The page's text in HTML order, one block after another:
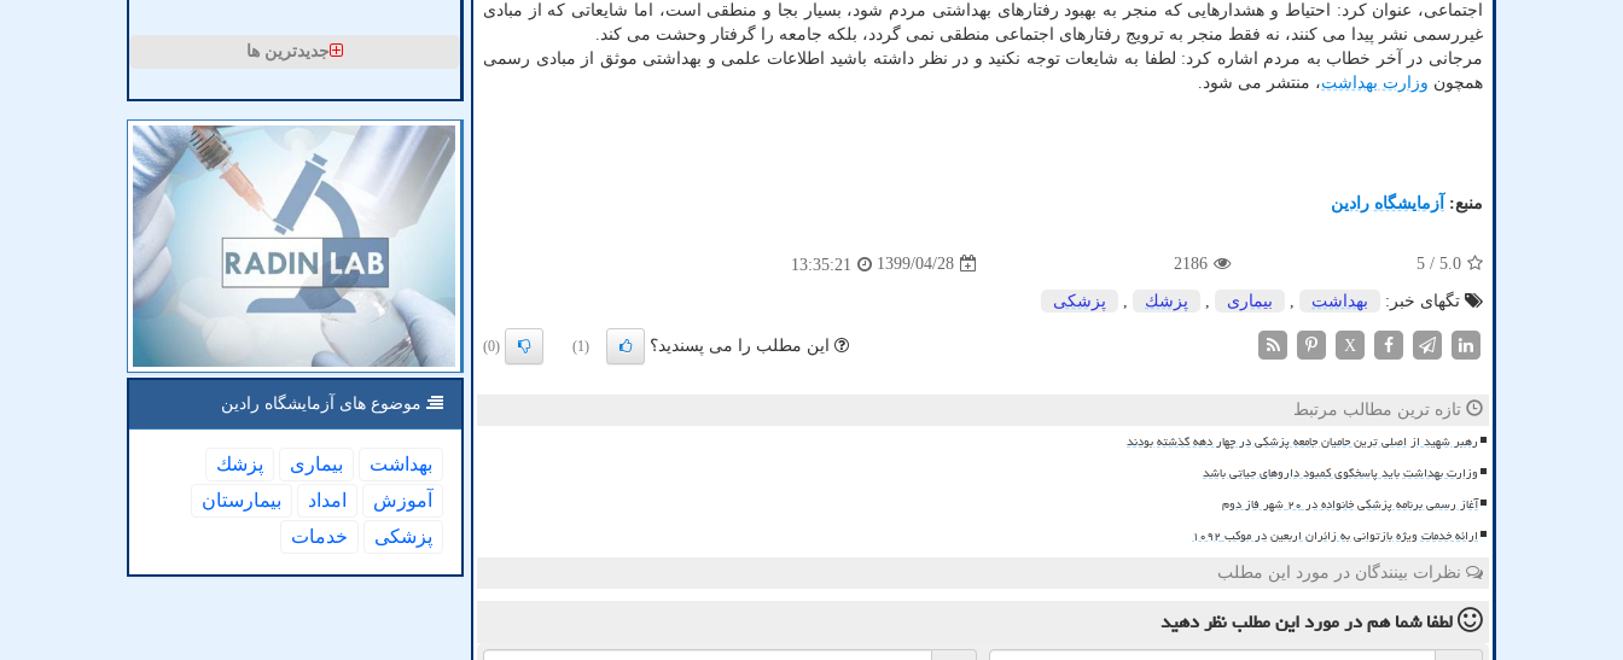
اجتماعی، عنوان کرد: احتیاط و هشدارهایی که منجر به بهبود رفتارهای بهداشتی مردم شود، بسیار بجا و منطقی است، اما شایعاتی که از مبادی
غیررسمی نشر پیدا می کنند، نه فقط منجر به ترویج رفتارهای اجتماعی منطقی نمی گردد، بلکه جامعه را گرفتار وحشت می کند.
مرجانی در آخر خطاب به مردم اشاره کرد: لطفا به شایعات توجه نکنید و در نظر داشته باشید اطلاعات علمی و بهداشتی موثق از مبادی رسمی
همچون وزارت بهداشت، منتشر می شود.
منبع: آزمایشگاه رادین
5.0
/ 5
2186
1399/04/28
13:35:21
تگهای خبر:
بهداشت بیماری پزشك پزشكی
X این مطلب را می پسندید؟ (1)
(0)
تازه ترین مطالب مرتبط
رهبر شهید از اصلی ترین حامیان جامعه پزشکی در چهار دهه گذشته بودند
وزارت بهداشت باید پاسخگوی کمبود داروهای حیاتی باشد
آغاز رسمی برنامه پزشکی خانواده در ۲۰ شهر فاز دوم
ارائه خدمات ویژه بازتوانی به زائران اربعین در موکب ۱۰۹۲
نظرات بینندگان در مورد این مطلب
لطفا شما همدر مورد این مطلبنظر دهید
جدیدترین ها
موضوع های آزمایشگاه رادین
بهداشت بیماری
پزشك
آموزش
امداد
بیمارستان
پزشكی
خدمات